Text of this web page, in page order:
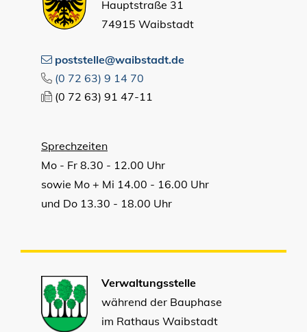
Hauptstraße 31
74915 Waibstadt
poststelle@waibstadt.de
(0 72 63) 9 14 70
(0 72 63) 91 47-11
Sprechzeiten
Mo - Fr 8.30 - 12.00 Uhr
sowie Mo + Mi 14.00 - 16.00 Uhr
und Do 13.30 - 18.00 Uhr
Verwaltungsstelle
während der Bauphase
im Rathaus Waibstadt